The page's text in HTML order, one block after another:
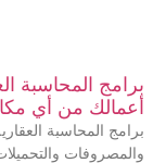
أعمالك من أي
برامج المحاسبة
والمصروفات